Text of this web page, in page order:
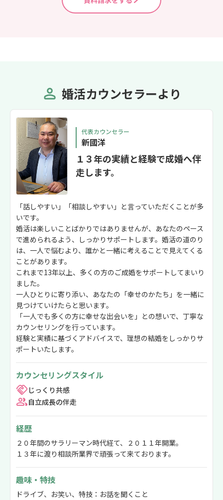
婚活カウンセラーより
代表カウンセラー
新國洋
１３年の実績と経験で成婚へ伴
走します。
「話しやすい」「相談しやすい」と言っていただくことが多
いです。
婚活は楽しいことばかりではありませんが、あなたのペース
で進められるよう、しっかりサポートします。婚活の道のり
は、一人で悩むより、誰かと一緒に考えることで見えてくる
ことがあります。
これまで13年以上、多くの方のご成婚をサポートしてまいり
ました。
一人ひとりに寄り添い、あなたの「幸せのかたち」を一緒に
見つけていけたらと思います。
「一人でも多くの方に幸せな出会いを」との想いで、丁寧な
カウンセリングを行っています。
経験と実績に基づくアドバイスで、理想の結婚をしっかりサ
ポートいたします。
カウンセリングスタイル
じっくり共感
自立成長の伴走
経歴
２０年間のサラリーマン時代経て、２０１１年開業。
１３年に渡り相談所業界で頑張って来ております。
趣味・特技
ドライブ、お笑い、特技：お話を聞くこと